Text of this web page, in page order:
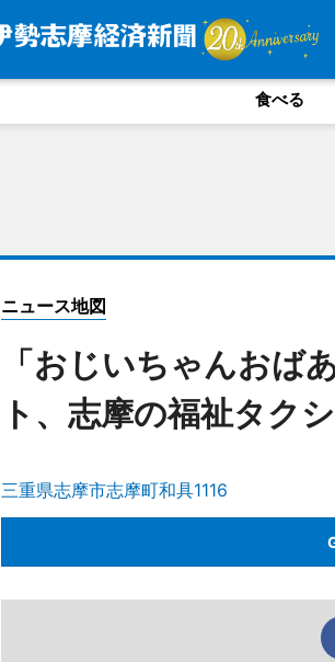
食べる
ニュース地図
「おじいちゃんおば
ト、志摩の福祉タク
三重県志摩市志摩町和具1116